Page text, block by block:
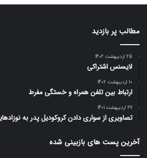
مطالب پر بازدید
25 اردیبهشت 1402
لایسنس اشتراکی
10 اردیبهشت 1402
ارتباط بین تلفن همراه و خستگی مفرط
27 اردیبهشت 1401
تصاویری از سواری دادن کروکودیل پدر به
آخرین پست های بازبینی شده